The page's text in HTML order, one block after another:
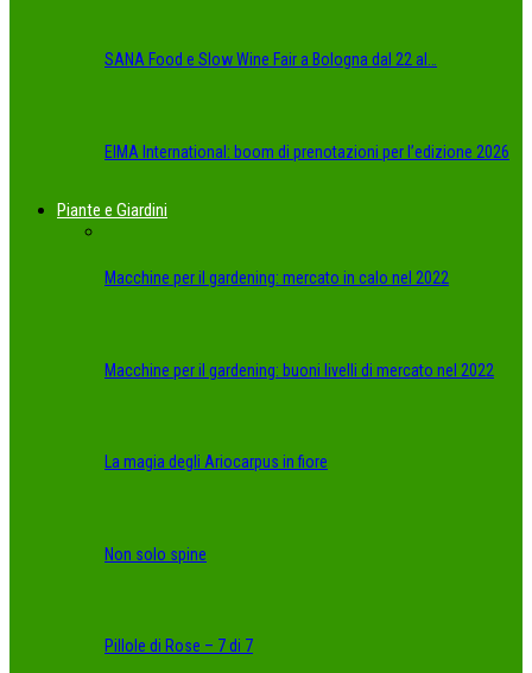
SANA Food e Slow Wine Fair a Bologna dal 22 al…
EIMA International: boom di prenotazioni per l’edizione 2026
Piante e Giardini
Macchine per il gardening: mercato in calo nel 2022
Macchine per il gardening: buoni livelli di mercato nel 2022
La magia degli Ariocarpus in fiore
Non solo spine
Pillole di Rose – 7 di 7